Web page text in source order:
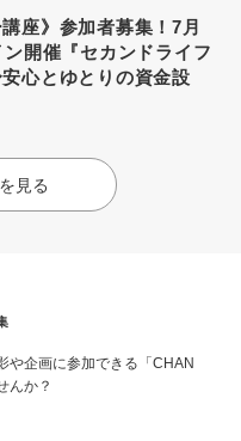
講座》参加者募集！7月
開催『セカンドライフ
心とゆとりの資金設
見る
や企画に参加できる「CHAN
んか？